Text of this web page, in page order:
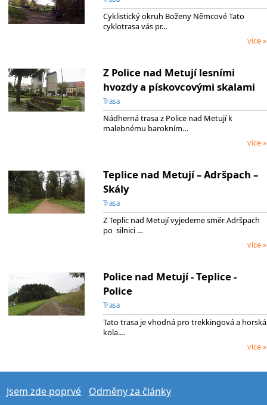
Cyklistický okruh Boženy Němcové Tato
cyklotrasa vás pr…
více »
Z Police nad Metují lesními
hvozdy a pískovcovými skalami
Trasa
Nádherná trasa z Police nad Metují k
malebnému barokním…
více »
Teplice nad Metují – Adršpach –
Skály
Trasa
Z Teplic nad Metují vyjedeme směr Adršpach
po silnici …
více »
Police nad Metují - Teplice -
Police
Trasa
Tato trasa je vhodná pro trekkingová a horská
kola.…
více »
Jsem zde poprvé
Odměny za články